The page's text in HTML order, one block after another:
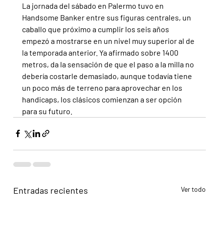
La jornada del sábado en Palermo tuvo en
Handsome Banker entre sus figuras centrales, un
caballo que próximo a cumplir los seis años
empezó a mostrarse en un nivel muy superior al de
la temporada anterior. Ya afirmado sobre 1400
metros, da la sensación de que el paso a la milla no
debería costarle demasiado, aunque todavía tiene
un poco más de terreno para aprovechar en los
handicaps, los clásicos comienzan a ser opción
para su futuro.
Entradas recientes Ver todo